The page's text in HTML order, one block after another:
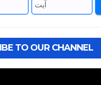
TO OUR CHANNEL